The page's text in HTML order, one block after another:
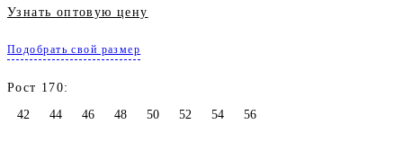
Узнать оптовую цену
Подобрать свой размер
Рост 170:
42
44 46 48 50 52 54 56